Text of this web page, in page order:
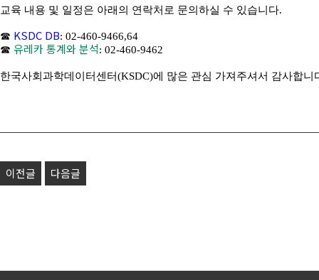
교육 내용 및 일정은 아래의 연락처로 문의하실 수 있습니다.
☎ KSDC DB: 02-460-9466,64
☎ 유레카 통계와 분석: 02-460-9462
한국사회과학데이터센터(KSDC)에 많은 관심 가져주셔서 감사합니
이전글 다음글